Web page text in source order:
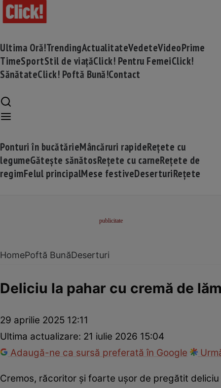
Ultima Oră!TrendingActualitateVedeteVideoPrime
TimeSportStil de viațăClick! Pentru FemeiClick!
SănătateClick! Poftă Bună!Contact
Ponturi în bucătărieMâncăruri rapideRețete cu
legumeGătește sănătosRețete cu carneRețete de
regimFelul principalMese festiveDeserturiRețete
HomePoftă BunăDeserturi
Deliciu la pahar cu cremă de
29 aprilie 2025 12:11
Ultima actualizare: 21 iulie 2026 15:04
Adaugă-ne ca sursă preferată în Google
Cremos, răcoritor și foarte ușor de pregătit